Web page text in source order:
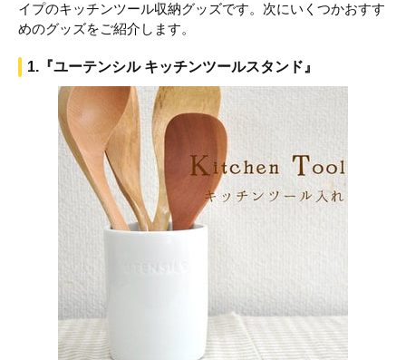
イプのキッチンツール収納グッズです。次にいくつかおすす
めのグッズをご紹介します。
1.『ユーテンシル キッチンツールスタンド』